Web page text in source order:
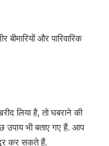
और पारिवारिक
लिया है, तो घबराने की
भी बताए गए हैं. आप
दूर कर सकते हैं.